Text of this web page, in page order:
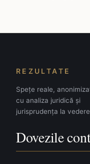
REZULTATE
Spețe reale,
cu analiza juridică și
jurisprudența la
Dovezile